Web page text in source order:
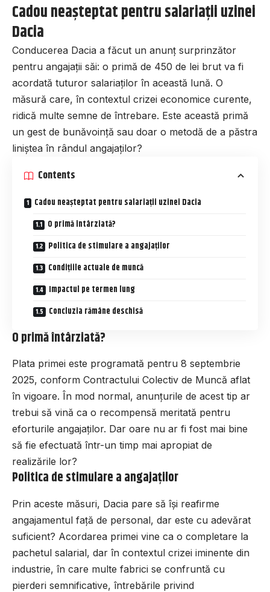
Cadou neașteptat pentru salariații uzinei
Dacia
Conducerea Dacia a făcut un anunț surprinzător
pentru angajații săi: o primă de 450 de lei brut va fi
acordată tuturor salariaților în această lună. O
măsură care, în contextul crizei economice curente,
ridică multe semne de întrebare. Este această primă
un gest de bunăvoință sau doar o metodă de a păstra
liniștea în rândul angajaților?
Contents
Cadou neașteptat pentru salariații uzinei Dacia
O primă întârziată?
Politica de stimulare a angajaților
Condițiile actuale de muncă
Impactul pe termen lung
Concluzia rămâne deschisă
O primă întârziată?
Plata primei este programată pentru 8 septembrie
2025, conform Contractului Colectiv de Muncă aflat
în vigoare. În mod normal, anunțurile de acest tip ar
trebui să vină ca o recompensă meritată pentru
eforturile angajaților. Dar oare nu ar fi fost mai bine
să fie efectuată într-un timp mai apropiat de
realizările lor?
Politica de stimulare a angajaților
Prin aceste măsuri, Dacia pare să își reafirme
angajamentul față de personal, dar este cu adevărat
suficient? Acordarea primei vine ca o completare la
pachetul salarial, dar în contextul crizei iminente din
industrie, în care multe fabrici se confruntă cu
pierderi semnificative, întrebările privind